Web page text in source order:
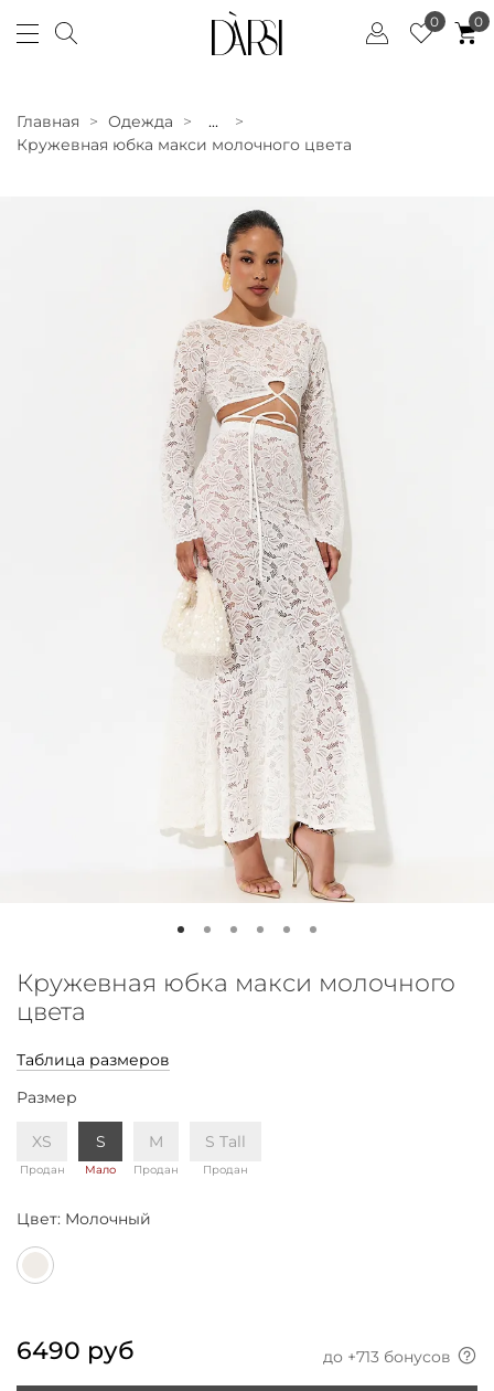
0 0
Главная Одежда
...
Кружевная юбка макси молочного цвета
Кружевная юбка макси молочного
цвета
Таблица размеров
Размер
XS
Продан
S
Мало
M
Продан
S Tall
Продан
Цвет: Молочный
6490 руб до +713 бонусов